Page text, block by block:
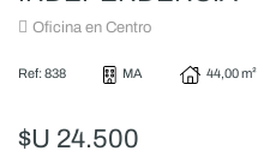
Oficina en Centro
Ref: 838 MA 44,00 m²
$U 24.500